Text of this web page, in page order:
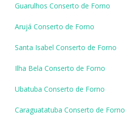
Guarulhos Conserto de Forno
Arujá Conserto de Forno
Santa Isabel Conserto de Forno
Ilha Bela Conserto de Forno
Ubatuba Conserto de Forno
Caraguatatuba Conserto de Forno